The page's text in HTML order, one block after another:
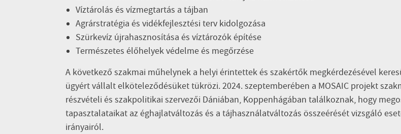
Víztárolás és vízmegtartás a tájban
Agrárstratégia és vidékfejlesztési terv kidolgozása
Szürkevíz újrahasznosítása és víztározók építése
Természetes élőhelyek védelme és megőrzése
A következő szakmai műhelynek a helyi érintettek és szakértők megkérdezésével
ügyért vállalt elköteleződésüket tükrözi. 2024. szeptemberében a MOSAIC projekt
részvételi és szakpolitikai szervezői Dániában, Koppenhágában találkoznak, hogy
tapasztalataikat az éghajlatváltozás és a tájhasználatváltozás összeérését vizsgáló
irányairól.